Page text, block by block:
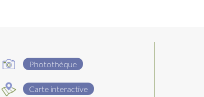
Photothèque
Carte interactive